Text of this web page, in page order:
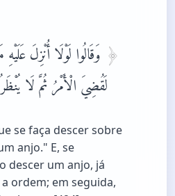
وَقَالُوا لَوْلَا أُنْزِلَ
لَقُضِيَ الْأَمْرُ ثُمَّ لَا
se faça descer sobre
anjo." E, se
descer um anjo, já
ordem; em seguida,